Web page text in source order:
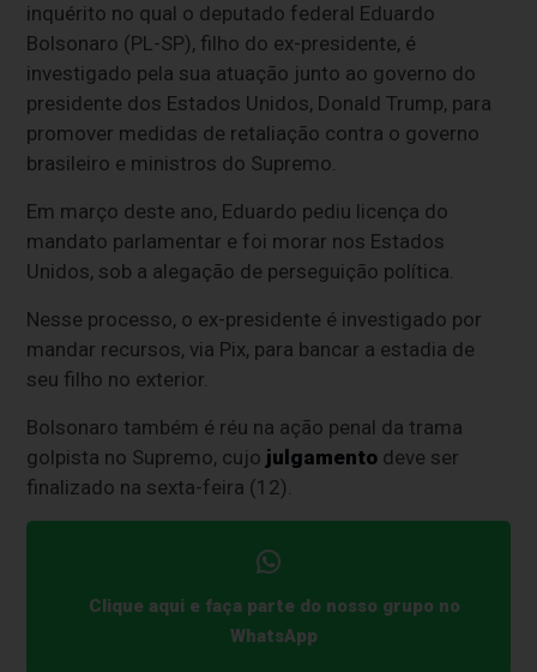
inquérito no qual o deputado federal Eduardo
Bolsonaro (PL-SP), filho do ex-presidente, é
investigado pela sua atuação junto ao governo do
presidente dos Estados Unidos, Donald Trump, para
promover medidas de retaliação contra o governo
brasileiro e ministros do Supremo.
Em março deste ano, Eduardo pediu licença do
mandato parlamentar e foi morar nos Estados
Unidos, sob a alegação de perseguição política.
Nesse processo, o ex-presidente é investigado por
mandar recursos, via Pix, para bancar a estadia de
seu filho no exterior.
Bolsonaro também é réu na ação penal da trama
golpista no Supremo, cujo julgamento deve ser
finalizado na sexta-feira (12).
Clique aqui e faça parte do nosso grupo no
WhatsApp